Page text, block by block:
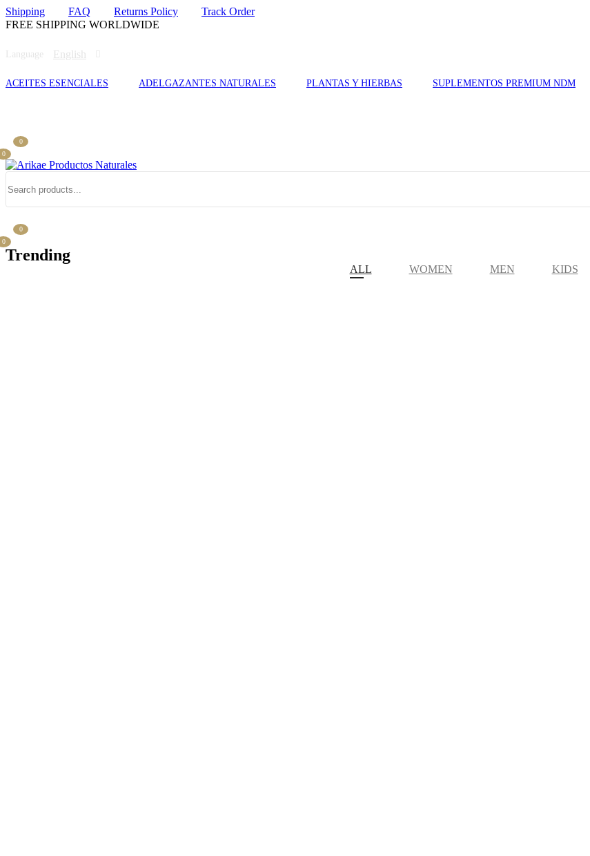
Shipping FAQ Returns Policy
Track Order
FREE SHIPPING WORLDWIDE
Language English
ACEITES ESENCIALES ADELGAZANTES NATURALES PLANTAS Y HIERBAS SUPLEMENTOS PREMIUM NDM
0
0
0
0
Trending
ALL WOMEN MEN KIDS